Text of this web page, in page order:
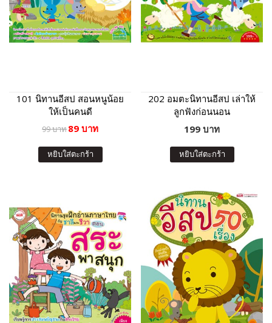
101 นิทานอีสป สอนหนูน้อย
ให้เป็นคนดี
99 บาท89 บาท
หยิบใส่ตะกร้า
202 อมตะนิทานอีสป เล่าให้
ลูกฟังก่อนนอน
199 บาท
หยิบใส่ตะกร้า